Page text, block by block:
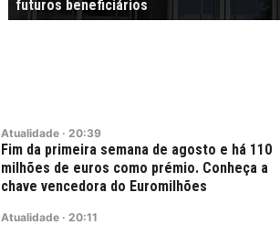
futuros beneficiários
Atualidade · 20:39
Fim da primeira semana de agosto e há 110
milhões de euros como prémio. Conheça a
chave vencedora do Euromilhões
Atualidade · 20:11